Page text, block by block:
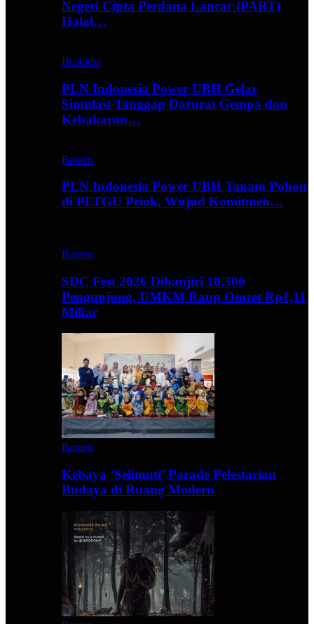
Negeri Cipta Perdana Lancar (PART)
Halal…
Business
PLN Indonesia Power UBH Gelar
Simulasi Tanggap Darurat Gempa dan
Kebakaran…
Banten
PLN Indonesia Power UBH Tanam Pohon
di PLTGU Priok, Wujud Komitmen…
Banten
SDC Fest 2026 Dibanjiri 10.300
Pengunjung, UMKM Raup Omzet Rp1,11
Miliar
Banten
Kebaya ‘Selimuti’ Parade Pelestarian
Budaya di Ruang Modern